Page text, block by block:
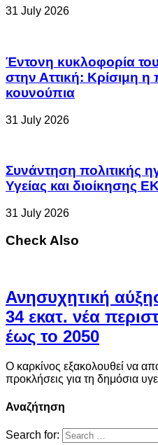
31 July 2026
Έντονη κυκλοφορία
στην Αττική: Κρίσιμη
κουνούπια
31 July 2026
Συνάντηση πολιτικής
Υγείας και διοίκησης
31 July 2026
Check Also
Ανησυχητική
34 εκατ. νέα
έως το 2050
Ο καρκίνος εξακολουθεί να
προκλήσεις για τη δημόσια
Αναζήτηση
Search for: